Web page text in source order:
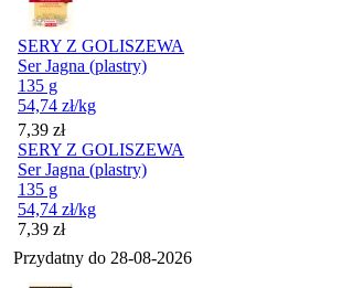
SERY Z GOLISZEWA
Ser Jagna (plastry)
135 g
54,74 zł/kg
Cena
7,39 zł
SERY Z GOLISZEWA
Ser Jagna (plastry)
135 g
54,74 zł/kg
Cena
7,39 zł
Przydatny do 28-08-2026